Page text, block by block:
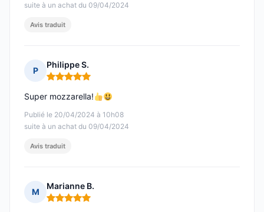
suite à un achat du 09/04/2024
Avis traduit
P
Philippe S.
Note : 5 sur 5
Publié le 20/04/2024 à 10h08
suite à un achat du 09/04/2024
Super mozzarella!
Avis traduit
M
Marianne B.
Note : 5 sur 5